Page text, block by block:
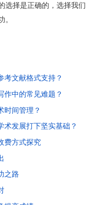
选择是正确的，选择我们
考文献格式支持？
作中的常见难题？
时间管理？
术发展打下坚实基础？
费方式探究
之路